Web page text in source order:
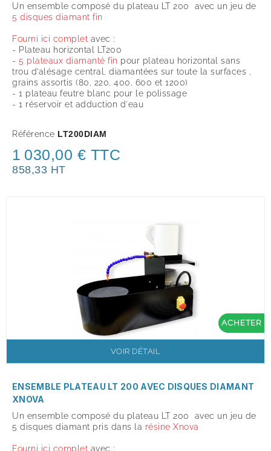
Un ensemble composé du plateau LT 200 avec un jeu de
5 disques diamant fin
Fourni ici complet avec :
- Plateau horizontal LT200
- 5 p lateaux diamanté fin pour plateau horizontal sans
trou d’alésage central, diamantées sur toute la surfaces ,
grains assortis (80, 220, 400, 600 et 1200)
- 1 plateau feutre blanc pour le polissage
- 1 réservoir et adduction d'eau
Référence LT200DIAM
1 030,00 € TTC
858,33 HT
ACHETER
VOIR DÉTAIL
ENSEMBLE PLATEAU LT 200 AVEC DISQUES DIAMANT
XNOVA
Un ensemble composé du plateau LT 200 avec un jeu de
5 disques diamant pris dans la résine Xnova
Fourni ici completavec :